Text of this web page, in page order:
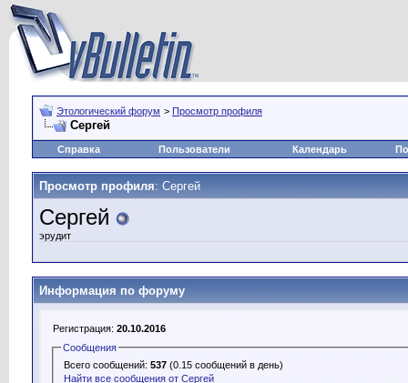
Этологический форум > Просмотр профиля
Сергей
Справка Пользователи Календарь
Просмотр профиля: Сергей
Сергей
эрудит
Информация по форуму
Регистрация: 20.10.2016
Сообщения
Всего сообщений:537 (0.15 сообщений в день)
Найти все сообщения от Сергей